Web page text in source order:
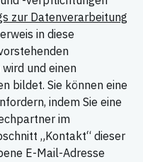
zur Datenverarbeitung
in diese
und einen
bildet. Sie können eine
indem Sie eine
im
„Kontakt“ dieser
E-Mail-Adresse